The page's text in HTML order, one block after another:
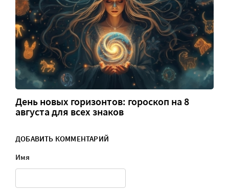
День новых горизонтов: гороскоп на 8
августа для всех знаков
ДОБАВИТЬ КОММЕНТАРИЙ
Имя